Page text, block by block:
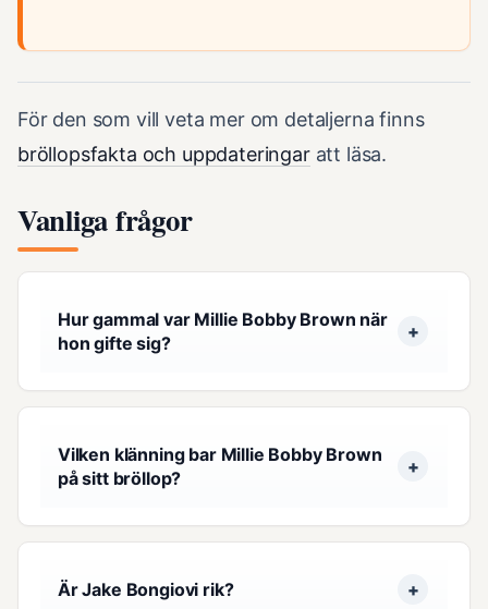
För den som vill veta mer om detaljerna finns
bröllopsfakta och uppdateringaratt läsa.
Vanliga frågor
Hur gammal var Millie Bobby Brown när
hon gifte sig?
Vilken klänning bar Millie Bobby Brown
på sitt bröllop?
Är Jake Bongiovi rik?